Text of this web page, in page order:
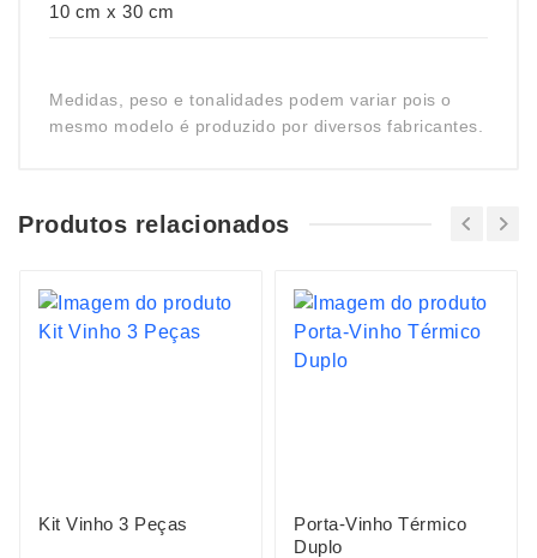
10 cm x 30 cm
Medidas, peso e tonalidades podem variar pois o
mesmo modelo é produzido por diversos fabricantes.
Produtos relacionados
Kit Vinho 3 Peças
Porta-Vinho Térmico
Duplo